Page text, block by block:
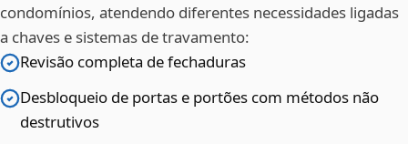
condomínios, atendendo diferentes necessidades ligadas
a chaves e sistemas de travamento:
Revisão completa de fechaduras
Desbloqueio de portas e portões com métodos não
destrutivos